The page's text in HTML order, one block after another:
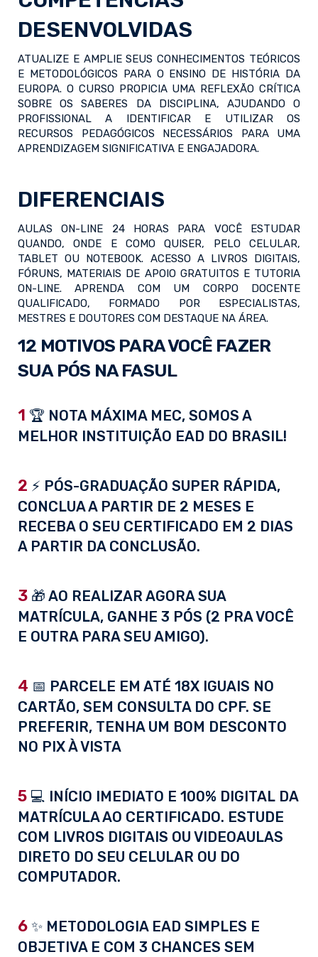
DESENVOLVIDAS
ATUALIZE E AMPLIE SEUS CONHECIMENTOS TEÓRICOS
E METODOLÓGICOS PARA O ENSINO DE HISTÓRIA DA
EUROPA. O CURSO PROPICIA UMA REFLEXÃO CRÍTICA
SOBRE OS SABERES DA DISCIPLINA, AJUDANDO O
PROFISSIONAL A IDENTIFICAR E UTILIZAR OS
RECURSOS PEDAGÓGICOS NECESSÁRIOS PARA UMA
APRENDIZAGEM SIGNIFICATIVA E ENGAJADORA.
DIFERENCIAIS
AULAS ON-LINE 24 HORAS PARA VOCÊ ESTUDAR
QUANDO, ONDE E COMO QUISER, PELO CELULAR,
TABLET OU NOTEBOOK. ACESSO A LIVROS DIGITAIS,
FÓRUNS, MATERIAIS DE APOIO GRATUITOS E TUTORIA
ON-LINE. APRENDA COM UM CORPO DOCENTE
QUALIFICADO, FORMADO POR ESPECIALISTAS,
MESTRES E DOUTORES COM DESTAQUE NA ÁREA.
12 MOTIVOS PARA VOCÊ FAZER
SUA PÓS NA FASUL
1 🏆 NOTA MÁXIMA MEC, SOMOS A
MELHOR INSTITUIÇÃO EAD DO BRASIL!
2 ⚡ PÓS-GRADUAÇÃO SUPER RÁPIDA,
CONCLUA A PARTIR DE 2 MESES E
RECEBA O SEU CERTIFICADO EM 2 DIAS
A PARTIR DA CONCLUSÃO.
3 🎁 AO REALIZAR AGORA SUA
MATRÍCULA, GANHE 3 PÓS (2 PRA VOCÊ
E OUTRA PARA SEU AMIGO).
4 📅 PARCELE EM ATÉ 18X IGUAIS NO
CARTÃO, SEM CONSULTA DO CPF. SE
PREFERIR, TENHA UM BOM DESCONTO
NO PIX À VISTA
5 💻 INÍCIO IMEDIATO E 100% DIGITAL DA
MATRÍCULA AO CERTIFICADO. ESTUDE
COM LIVROS DIGITAIS OU VIDEOAULAS
DIRETO DO SEU CELULAR OU DO
COMPUTADOR.
6 ✨ METODOLOGIA EAD SIMPLES E
OBJETIVA E COM 3 CHANCES SEM